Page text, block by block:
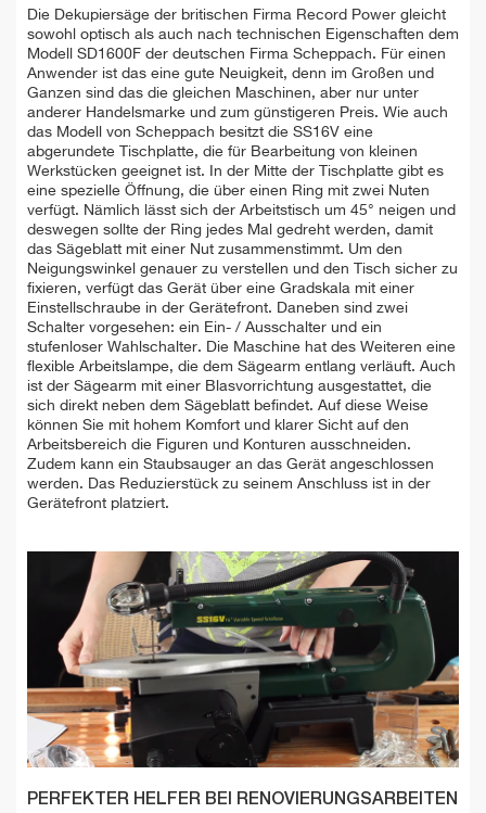
Die Dekupiersäge der britischen Firma Record Power gleicht
sowohl optisch als auch nach technischen Eigenschaften dem
Modell SD1600F der deutschen Firma Scheppach. Für einen
Anwender ist das eine gute Neuigkeit, denn im Großen und
Ganzen sind das die gleichen Maschinen, aber nur unter
anderer Handelsmarke und zum günstigeren Preis. Wie auch
das Modell von Scheppach besitzt die SS16V eine
abgerundete Tischplatte, die für Bearbeitung von kleinen
Werkstücken geeignet ist. In der Mitte der Tischplatte gibt es
eine spezielle Öffnung, die über einen Ring mit zwei Nuten
verfügt. Nämlich lässt sich der Arbeitstisch um 45° neigen und
deswegen sollte der Ring jedes Mal gedreht werden, damit
das Sägeblatt mit einer Nut zusammenstimmt. Um den
Neigungswinkel genauer zu verstellen und den Tisch sicher zu
fixieren, verfügt das Gerät über eine Gradskala mit einer
Einstellschraube in der Gerätefront. Daneben sind zwei
Schalter vorgesehen: ein Ein- / Ausschalter und ein
stufenloser Wahlschalter. Die Maschine hat des Weiteren eine
flexible Arbeitslampe, die dem Sägearm entlang verläuft. Auch
ist der Sägearm mit einer Blasvorrichtung ausgestattet, die
sich direkt neben dem Sägeblatt befindet. Auf diese Weise
können Sie mit hohem Komfort und klarer Sicht auf den
Arbeitsbereich die Figuren und Konturen ausschneiden.
Zudem kann ein Staubsauger an das Gerät angeschlossen
werden. Das Reduzierstück zu seinem Anschluss ist in der
Gerätefront platziert.
PERFEKTER HELFER BEI RENOVIERUNGSARBEITEN